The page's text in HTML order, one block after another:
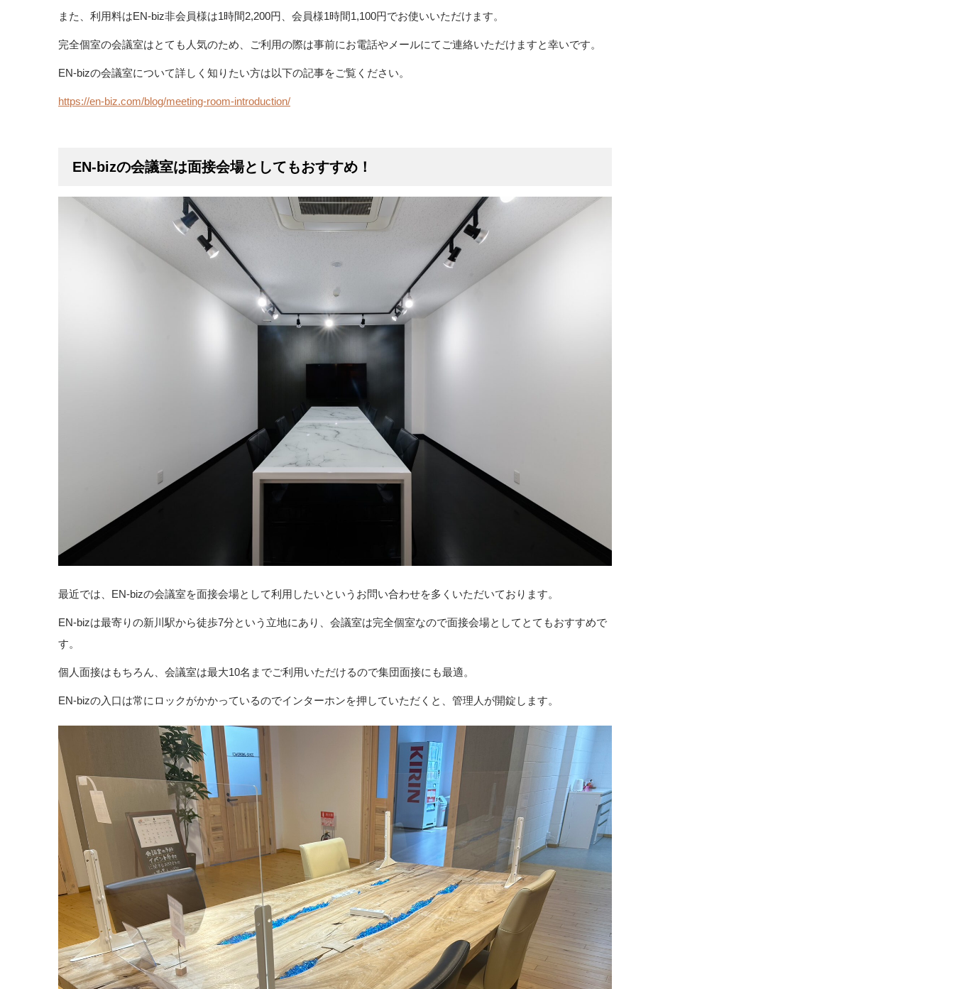
また、利用料はEN-biz非会員様は1時間2,200円、会員様1時間1,100円でお使いいただけます。
完全個室の会議室はとても人気のため、ご利用の際は事前にお電話やメールにてご連絡いただけますと幸いです。
EN-bizの会議室について詳しく知りたい方は以下の記事をご覧ください。
https://en-biz.com/blog/meeting-room-introduction/
EN-bizの会議室は面接会場としてもおすすめ！
最近では、EN-bizの会議室を面接会場として利用したいというお問い合わせを多くいただいております。
EN-bizは最寄りの新川駅から徒歩7分という立地にあり、会議室は完全個室なので面接会場としてとてもおすすめで
す。
個人面接はもちろん、会議室は最大10名までご利用いただけるので集団面接にも最適。
EN-bizの入口は常にロックがかかっているのでインターホンを押していただくと、管理人が開錠します。